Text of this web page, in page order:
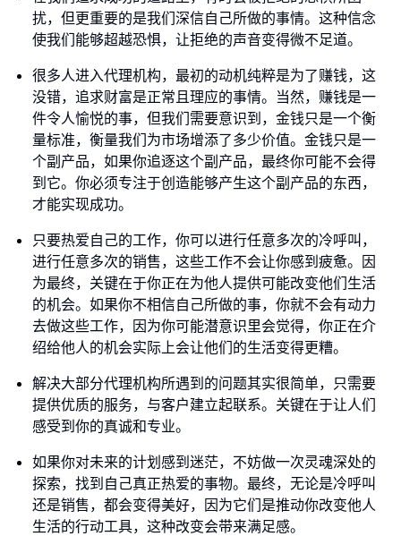
扰，但更重要的是我们深信自己所做的事情。这种信念
使我们能够超越恐惧，让拒绝的声音变得微不足道。
很多人进入代理机构，最初的动机纯粹是为了赚钱，这
没错，追求财富是正常且理应的事情。当然，赚钱是一
件令人愉悦的事，但我们需要意识到，金钱只是一个衡
量标准，衡量我们为市场增添了多少价值。金钱只是一
个副产品，如果你追逐这个副产品，最终你可能不会得
到它。你必须专注于创造能够产生这个副产品的东西，
才能实现成功。
只要热爱自己的工作，你可以进行任意多次的冷呼叫，
进行任意多次的销售，这些工作不会让你感到疲惫。因
为最终，关键在于你正在为他人提供可能改变他们生活
的机会。如果你不相信自己所做的事，你就不会有动力
去做这些工作，因为你可能潜意识里会觉得，你正在介
绍给他人的机会实际上会让他们的生活变得更糟。
解决大部分代理机构所遇到的问题其实很简单，只需要
提供优质的服务，与客户建立起联系。关键在于让人们
感受到你的真诚和专业。
如果你对未来的计划感到迷茫，不妨做一次灵魂深处的
探索，找到自己真正热爱的事物。最终，无论是冷呼叫
还是销售，都会变得美好，因为它们是推动你改变他人
生活的行动工具，这种改变会带来满足感。